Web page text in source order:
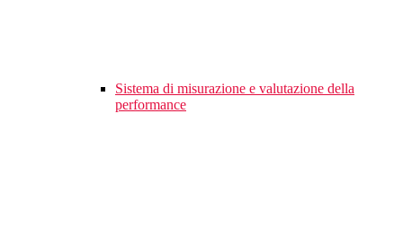
Sistema di misurazione e valutazione della
performance